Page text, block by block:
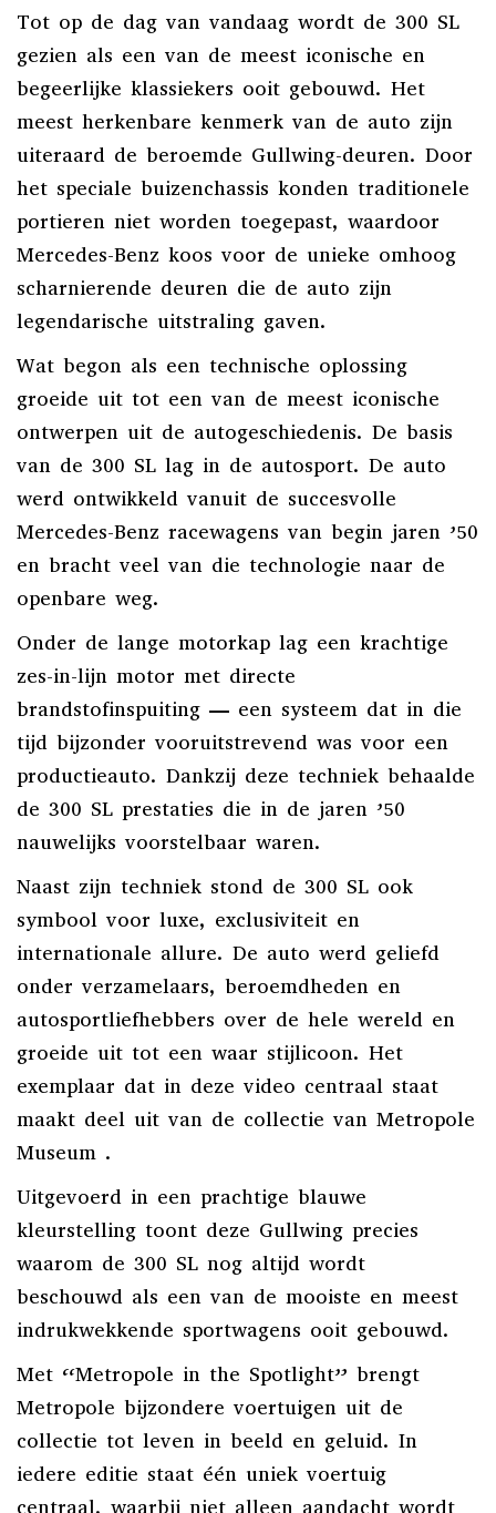
Tot op de dag van vandaag wordt de 300 SL
gezien als een van de meest iconische en
begeerlijke klassiekers ooit gebouwd. Het
meest herkenbare kenmerk van de auto zijn
uiteraard de beroemde Gullwing-deuren. Door
het speciale buizenchassis konden traditionele
portieren niet worden toegepast, waardoor
Mercedes-Benz koos voor de unieke omhoog
scharnierende deuren die de auto zijn
legendarische uitstraling gaven.
Wat begon als een technische oplossing
groeide uit tot een van de meest iconische
ontwerpen uit de autogeschiedenis. De basis
van de 300 SL lag in de autosport. De auto
werd ontwikkeld vanuit de succesvolle
Mercedes-Benz racewagens van begin jaren ’50
en bracht veel van die technologie naar de
openbare weg.
Onder de lange motorkap lag een krachtige
zes-in-lijn motor met directe
brandstofinspuiting — een systeem dat in die
tijd bijzonder vooruitstrevend was voor een
productieauto. Dankzij deze techniek behaalde
de 300 SL prestaties die in de jaren ’50
nauwelijks voorstelbaar waren.
Naast zijn techniek stond de 300 SL ook
symbool voor luxe, exclusiviteit en
internationale allure. De auto werd geliefd
onder verzamelaars, beroemdheden en
autosportliefhebbers over de hele wereld en
groeide uit tot een waar stijlicoon. Het
exemplaar dat in deze video centraal staat
maakt deel uit van de collectie van Metropole
Museum .
Uitgevoerd in een prachtige blauwe
kleurstelling toont deze Gullwing precies
waarom de 300 SL nog altijd wordt
beschouwd als een van de mooiste en meest
indrukwekkende sportwagens ooit gebouwd.
Met “Metropole in the Spotlight” brengt
Metropole bijzondere voertuigen uit de
collectie tot leven in beeld en geluid. In
iedere editie staat één uniek voertuig
centraal, waarbij niet alleen aandacht wordt